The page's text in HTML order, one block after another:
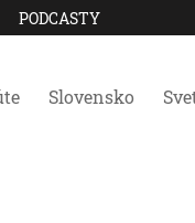
PODCASTY
Slovensko